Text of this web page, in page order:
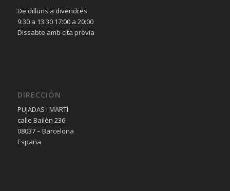
De dilluns a divendres
9:30 a 13:30 17:00 a 20:00
Dissabte amb cita prèvia
DIRECCIÓN
PUJADAS i MARTÍ
calle Bailèn 236
08037 – Barcelona
España